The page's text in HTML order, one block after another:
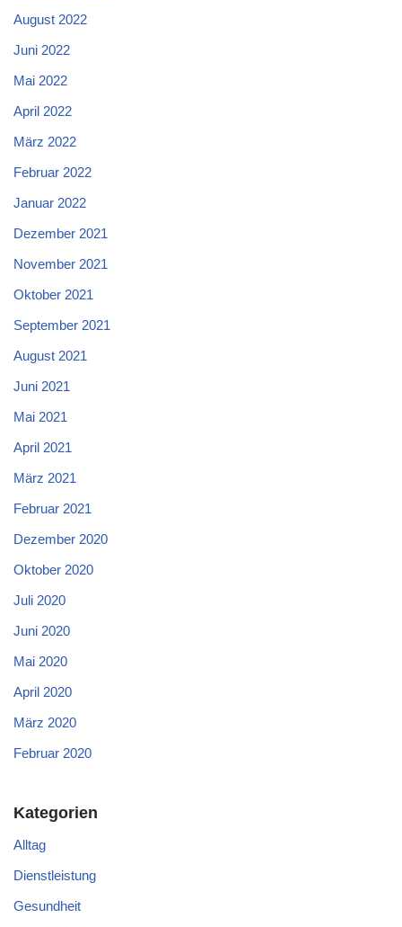
August 2022
Juni 2022
Mai 2022
April 2022
März 2022
Februar 2022
Januar 2022
Dezember 2021
November 2021
Oktober 2021
September 2021
August 2021
Juni 2021
Mai 2021
April 2021
März 2021
Februar 2021
Dezember 2020
Oktober 2020
Juli 2020
Juni 2020
Mai 2020
April 2020
März 2020
Februar 2020
Kategorien
Alltag
Dienstleistung
Gesundheit